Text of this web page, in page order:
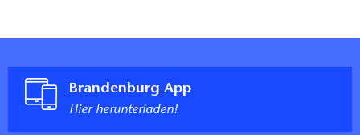
Brandenburg App
Hier herunterladen!